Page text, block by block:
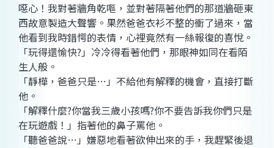
噁心！我對著牆角乾嘔，並對著隔著他們的那道牆砸東
西故意製造大聲響。果然爸爸衣衫不整的衝了過來，當
他看到我時錯愕的表情，心裡竟然有一絲報復的喜悅。
「玩得還愉快?」冷冷得看著他們，那眼神如同在看陌
生人般。
「靜樺，爸爸只是…」不給他有解釋的機會，直接打斷
他。
「解釋什麼?你當我三歲小孩嗎?你不要告訴我你們只是
在玩遊戲！」指著他的鼻子罵他。
「聽爸爸說…」嫌惡地看著欲伸出來的手，我趕緊後退